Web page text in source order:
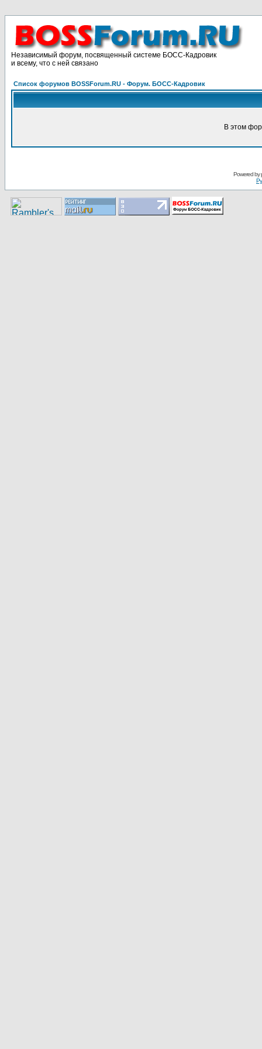
Независимый форум, посвященный системе БОСС-Кадровик
и всему, что с ней связано
Список форумов BOSSForum.RU - Форум. БОСС-Кадровик
В этом
Pоwerеd by